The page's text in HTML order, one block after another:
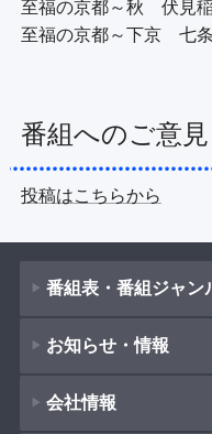
至福の京都～秋　伏見
至福の京都～下京　七
番組へのご意
投稿はこちらから
番組表・番組ジャン
番組表
番組ジャンル
お知らせ・情報
新着情報
会社情報